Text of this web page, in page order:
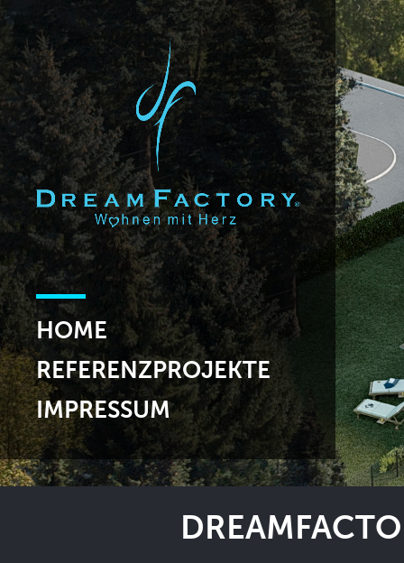
HOME
REFERENZPROJEKTE
IMPRESSUM